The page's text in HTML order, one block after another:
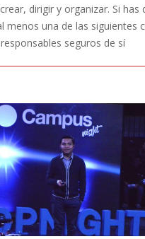
dirigir y organizar. Si has
menos una de las siguientes
seguros de sí